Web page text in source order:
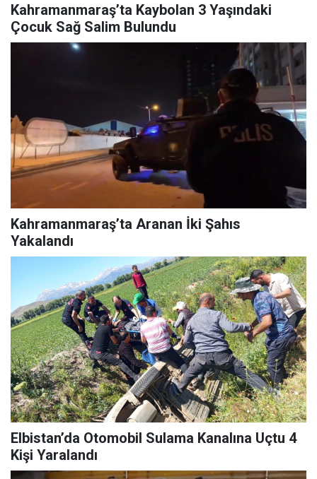
Kahramanmaraş’ta Kaybolan 3 Yaşındaki
Çocuk Sağ Salim Bulundu
Kahramanmaraş’ta Aranan İki Şahıs
Yakalandı
Elbistan’da Otomobil Sulama Kanalına Uçtu 4
Kişi Yaralandı